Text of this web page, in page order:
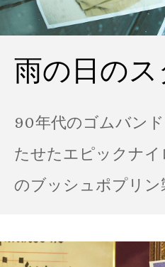
雨の日の
90年代のゴムバン
たせたエピックナ
のブッシュポプリ